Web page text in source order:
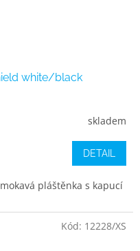
white/black
skladem
DETAIL
pláštěnka s kapucí
Kód: 12228/XS